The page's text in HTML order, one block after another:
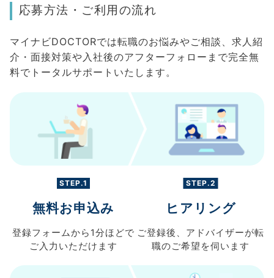
応募方法・ご利用の流れ
マイナビDOCTORでは転職のお悩みやご相談、求人紹
介・面接対策や入社後のアフターフォローまで完全無
料でトータルサポートいたします。
STEP.1
無料お申込み
登録フォームから 1分ほどで
ご入力 いただけます
STEP.2
ヒアリング
ご登録後、 アドバイザーが転
職のご希望を伺います